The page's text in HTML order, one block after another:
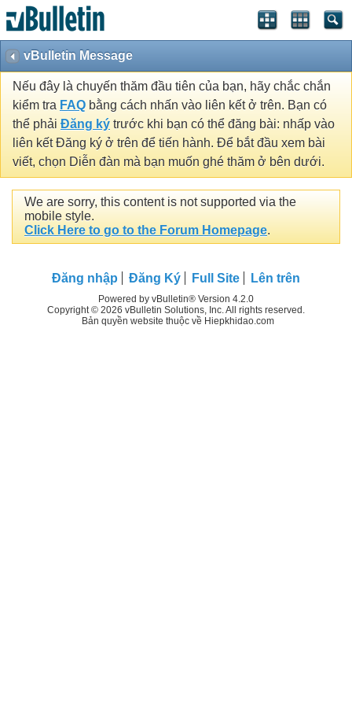
vBulletin Message
Nếu đây là chuyến thăm đầu tiên của bạn, hãy chắc chắn
kiểm tra FAQ bằng cách nhấn vào liên kết ở trên. Bạn có
thể phải Đăng ký trước khi bạn có thể đăng bài: nhấp vào
liên kết Đăng ký ở trên để tiến hành. Để bắt đầu xem bài
viết, chọn Diễn đàn mà bạn muốn ghé thăm ở bên dưới.
We are sorry, this content is not supported via the
mobile style.
Click Here to go to the Forum Homepage.
Đăng nhập Đăng Ký Full Site Lên trên
Powered by vBulletin® Version 4.2.0
Copyright © 2026 vBulletin Solutions, Inc. All rights reserved.
Bản quyền website thuộc về Hiepkhidao.com